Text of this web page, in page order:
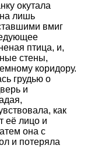
окутала
лишь
вмиг
птица, и,
стены,
коридору.
грудью о
и
как
её лицо и
она с
и потеряла